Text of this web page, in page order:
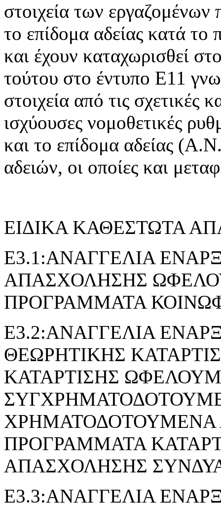
στοιχεία των εργαζομένων
το επίδομα αδείας κατά το
και έχουν καταχωρισθεί
τούτου στο έντυπο Ε11
στοιχεία από τις σχετικές
ισχύουσες νομοθετικές
και το επίδομα αδείας
αδειών, οι οποίες και
ΕΙΔΙΚΑ ΚΑΘΕΣΤΩΤΑ
E3.1:ΑΝΑΓΓΕΛΙΑ
ΑΠΑΣΧΟΛΗΣΗΣ
ΠΡΟΓΡΑΜΜΑΤΑ
Ε3.2:ΑΝΑΓΓΕΛΙΑ
ΘΕΩΡΗΤΙΚΗΣ
ΚΑΤΑΡΤΙΣΗΣ
ΧΡΗΜΑΤΟΔΟΤΟΥΜΕΝΑ
ΠΡΟΓΡΑΜΜΑΤΑ
ΑΠΑΣΧΟΛΗΣΗΣ
Ε3.3:ΑΝΑΓΓΕΛΙΑ